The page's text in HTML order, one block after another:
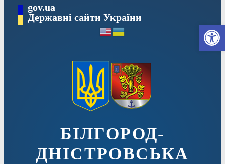
вмісту
gov.ua
Державні сайти України
БІЛГОРОД-
ДНІСТРОВСЬКА